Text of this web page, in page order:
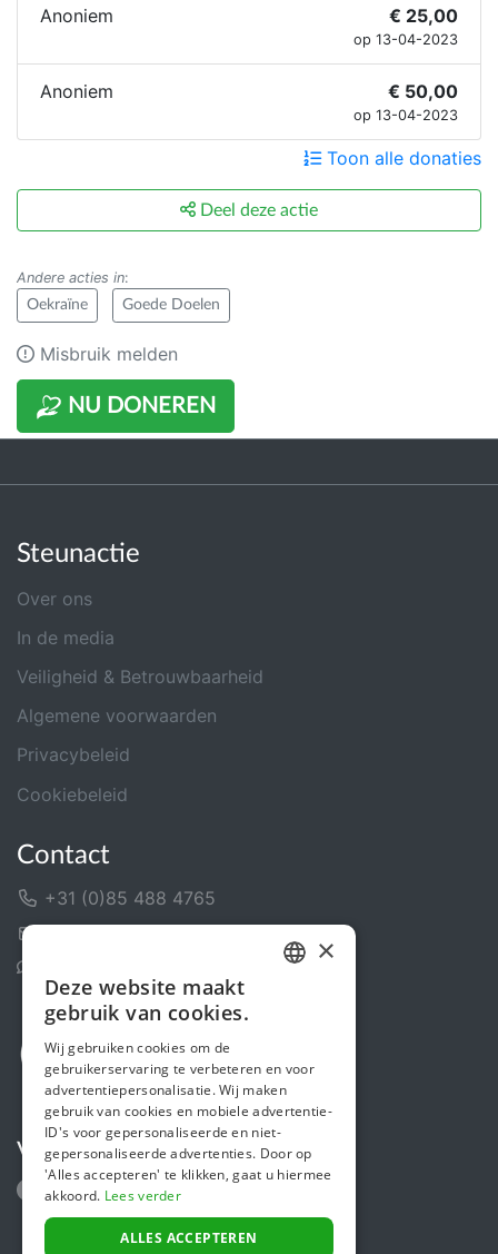
NU DONEREN
Anoniem € 25,00
op 13-04-2023
Anoniem € 50,00
op 13-04-2023
Toon alle donaties
Deel deze actie
Andere acties in:
Oekraïne Goede Doelen
Misbruik melden
Steunactie
Over ons
In de media
Veiligheid & Betrouwbaarheid
Algemene voorwaarden
Privacybeleid
Cookiebeleid
Contact
+31 (0)85 488 4765
Volg ons
ENGLISH
×
Deze website maakt
gebruik van cookies.
Wij gebruiken cookies om de
gebruikerservaring te verbeteren en voor
advertentiepersonalisatie. Wij maken
gebruik van cookies en mobiele advertentie-
ID's voor gepersonaliseerde en niet-
gepersonaliseerde advertenties. Door op
'Alles accepteren' te klikken, gaat u hiermee
akkoord. Lees verder
ALLES ACCEPTEREN